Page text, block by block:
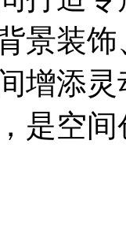
景装
增添
是空